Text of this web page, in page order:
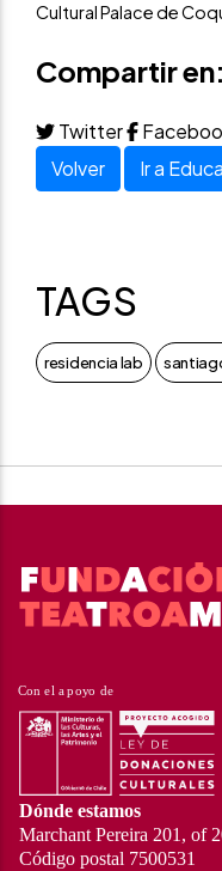
Cultural Palace de
Compartir en:
Twitter
Volver
Ir a
TAGS
residencia lab
Dónde estamos
Marchant Pereira 201, of
Código postal 7500531